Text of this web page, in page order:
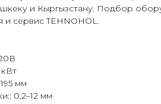
и Кыргызстану. Подбор
и сервис TEHNOHOL.
мм
0,2–12 мм